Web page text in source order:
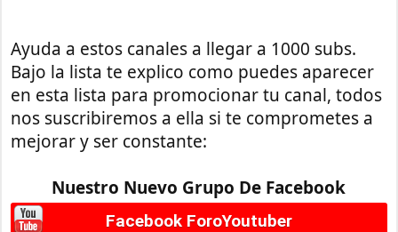
Ayuda a estos canales a llegar a 1000 subs.
Bajo la lista te explico como puedes aparecer
en esta lista para promocionar tu canal, todos
nos suscribiremos a ella si te comprometes a
mejorar y ser constante:
Nuestro Nuevo Grupo De Facebook
Facebook ForoYoutuber